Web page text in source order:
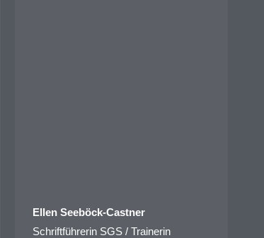
Ellen Seeböck-Castner
Schriftführerin SGS / Trainerin